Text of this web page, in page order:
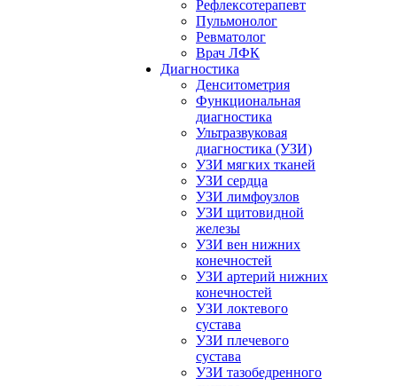
Рефлексотерапевт
Пульмонолог
Ревматолог
Врач ЛФК
Диагностика
Денситометрия
Функциональная
диагностика
Ультразвуковая
диагностика (УЗИ)
УЗИ мягких тканей
УЗИ сердца
УЗИ лимфоузлов
УЗИ щитовидной
железы
УЗИ вен нижних
конечностей
УЗИ артерий нижних
конечностей
УЗИ локтевого
сустава
УЗИ плечевого
сустава
УЗИ тазобедренного